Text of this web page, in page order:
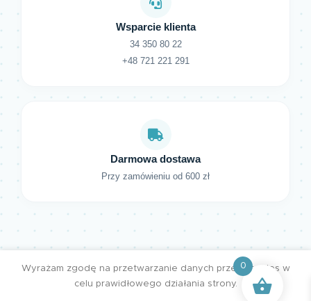
Wsparcie klienta
34 350 80 22
+48 721 221 291
Darmowa dostawa
Przy zamówieniu od 600 zł
Wyrażam zgodę na przetwarzanie danych przez cookies w
celu prawidłowego działania strony.
0